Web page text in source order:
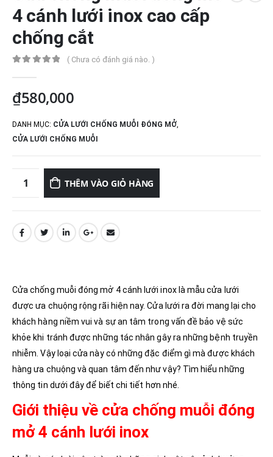
4 cánh lưới inox cao cấp
chống cắt
( Chưa có đánh giá nào. )
₫580,000
DANH MỤC: CỬA LƯỚI CHỐNG MUỖI ĐÓNG MỞ,
CỬA LƯỚI CHỐNG MUỖI
THÊM VÀO GIỎ HÀNG
Cửa chống muỗi đóng mở 4 cánh lưới inox là mẫu cửa lưới
được ưa chuộng rộng rãi hiện nay. Cửa lưới ra đời mang lại cho
khách hàng niềm vui và sự an tâm trong vấn đề bảo vệ sức
khỏe khi tránh được những tác nhân gây ra những bệnh truyền
nhiễm. Vậy loại cửa này có những đặc điểm gì mà được khách
hàng ưa chuộng và quan tâm đến như vậy? Tìm hiểu những
thông tin dưới đây để biết chi tiết hơn nhé.
Giới thiệu về cửa chống muỗi đóng
mở 4 cánh lưới inox